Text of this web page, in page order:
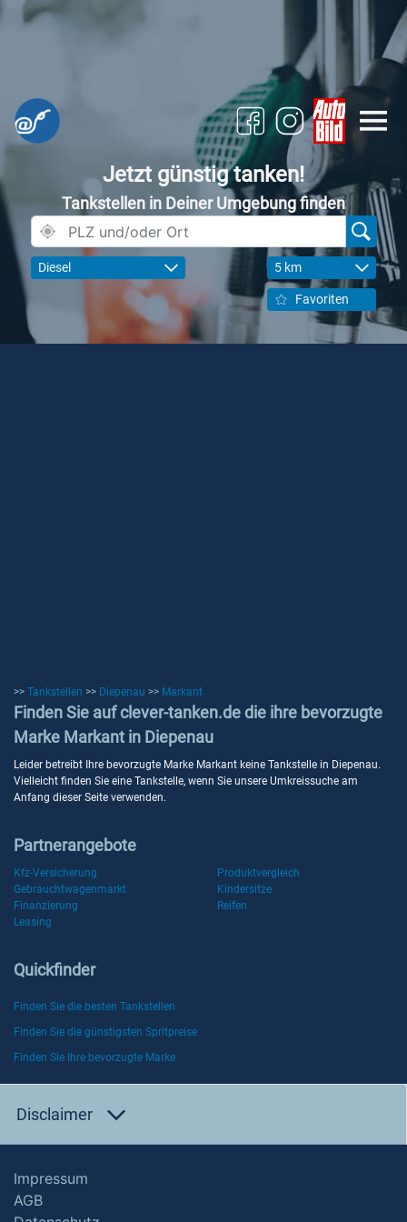
Jetzt günstig tanken!
Tankstellen in Deiner Umgebung finden
Diesel 5 km
Favoriten
>> Tankstellen >> Diepenau >> Markant
Finden Sie auf clever-tanken.de die ihre bevorzugte
Marke Markant in Diepenau
Leider betreibt Ihre bevorzugte Marke Markant keine Tankstelle in Diepenau.
Vielleicht finden Sie eine Tankstelle, wenn Sie unsere Umkreissuche am
Anfang dieser Seite verwenden.
Partnerangebote
Kfz-Versicherung
Produktvergleich
Gebrauchtwagenmarkt
Kindersitze
Finanzierung
Reifen
Leasing
Quickfinder
Finden Sie die besten Tankstellen
Finden Sie die günstigsten Spritpreise
Finden Sie Ihre bevorzugte Marke
Disclaimer
Impressum
AGB